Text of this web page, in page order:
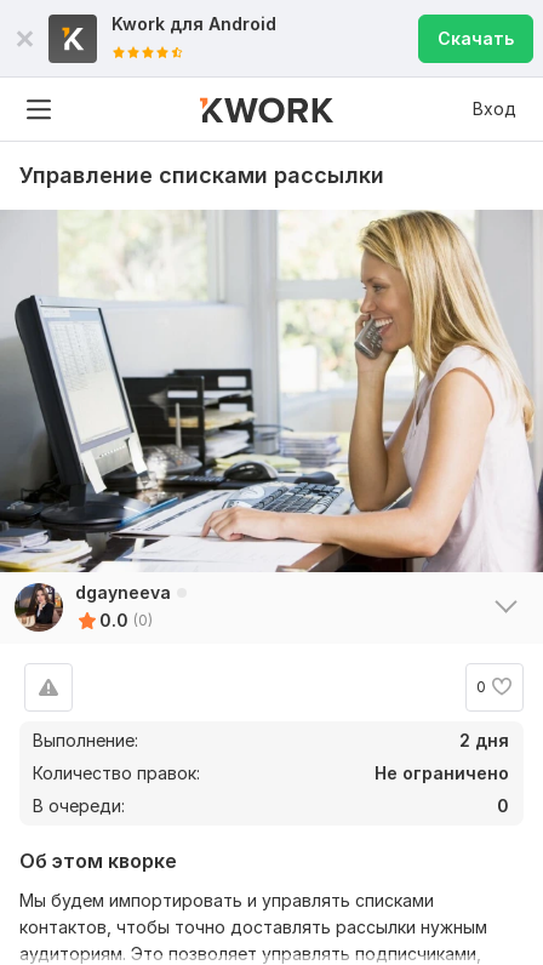
Kwork для Android
Скачать
Вход
Управление списками рассылки
dgayneeva
0.0 (0)
0
Выполнение:
2 дня
Количество правок:
Не ограничено
В очереди:
0
Об этом кворке
Мы будем импортировать и управлять списками
контактов, чтобы точно доставлять рассылки нужным
аудиториям. Это позволяет управлять подписчиками,